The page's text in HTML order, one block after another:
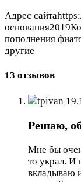
Адрес
пополнения
другие
13 отзывов
tpivan
Решаю,
Мне бы
то украл. И
вкладываю